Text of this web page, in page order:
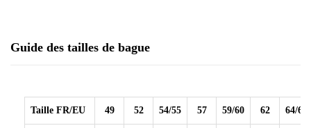
Guide des tailles de bague
Taille FR/EU 49 52 54/55 57 59/60 62 64/65